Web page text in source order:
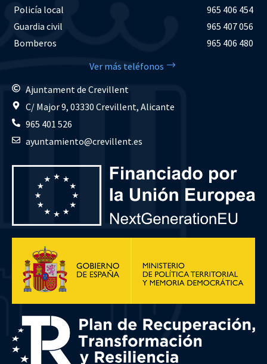
Policía local
965 406 454
Guardia civil
965 407 056
Bomberos
965 406 480
Ver más teléfonos
Ajuntament de Crevillent
C/ Major 9, 03330 Crevillent, Alicante
965 401 526
ayuntamiento@crevillent.es